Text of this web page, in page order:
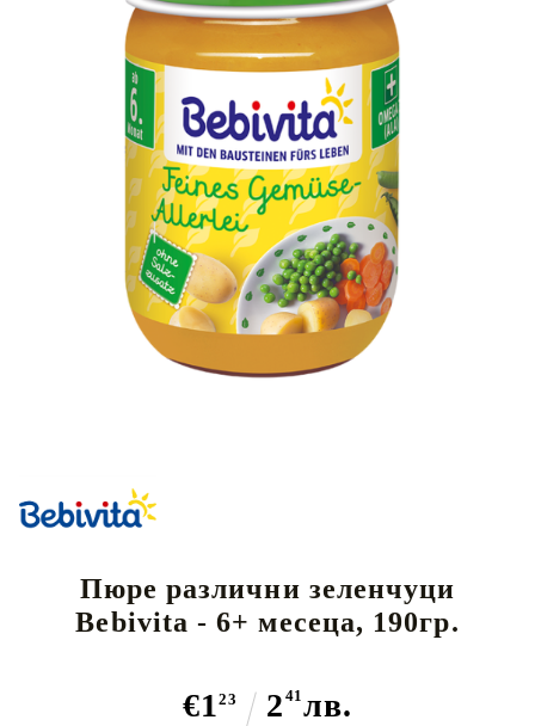
Пюре различни зеленчуци
Bebivita - 6+ месеца, 190гр.
€123 2 41лв.